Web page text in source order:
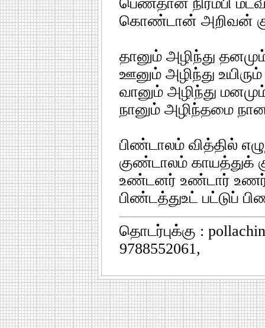
கொண்டான் அறிவன்
தானும் அழிந்து
ஊனும் அழிந்து
வானும் அழிந்து
நானும் அழிந்தமை
பிண்டாலம் வித்தில்
குண்டாலம் காயத்துக்
உண்டனர் உண்டார்
பிண்டத்துஉட் பட்டுப்
தொடர்புக்கு :
9788552061,